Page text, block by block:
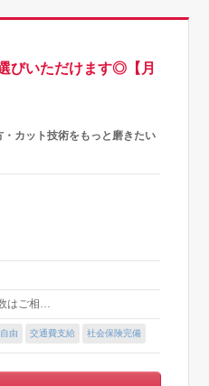
びいただけます◎【月
カット技術をもっと磨きたい
はご相…
由 交通費支給 社会保険完備